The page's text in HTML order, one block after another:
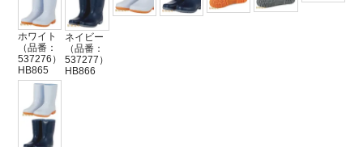
ホワイト
（品番：
537276）
HB865
ネイビー
（品番：
537277）
HB866